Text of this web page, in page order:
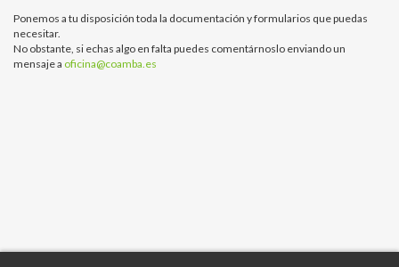
Ponemos a tu disposición toda la documentación y formularios que puedas
necesitar.
No obstante, si echas algo en falta puedes comentárnoslo enviando un
mensaje a oficina@coamba.es